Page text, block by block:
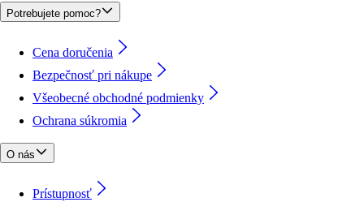
Potrebujete pomoc?
Cena doručenia
Bezpečnosť pri nákupe
Všeobecné obchodné podmienky
Ochrana súkromia
O nás
Prístupnosť